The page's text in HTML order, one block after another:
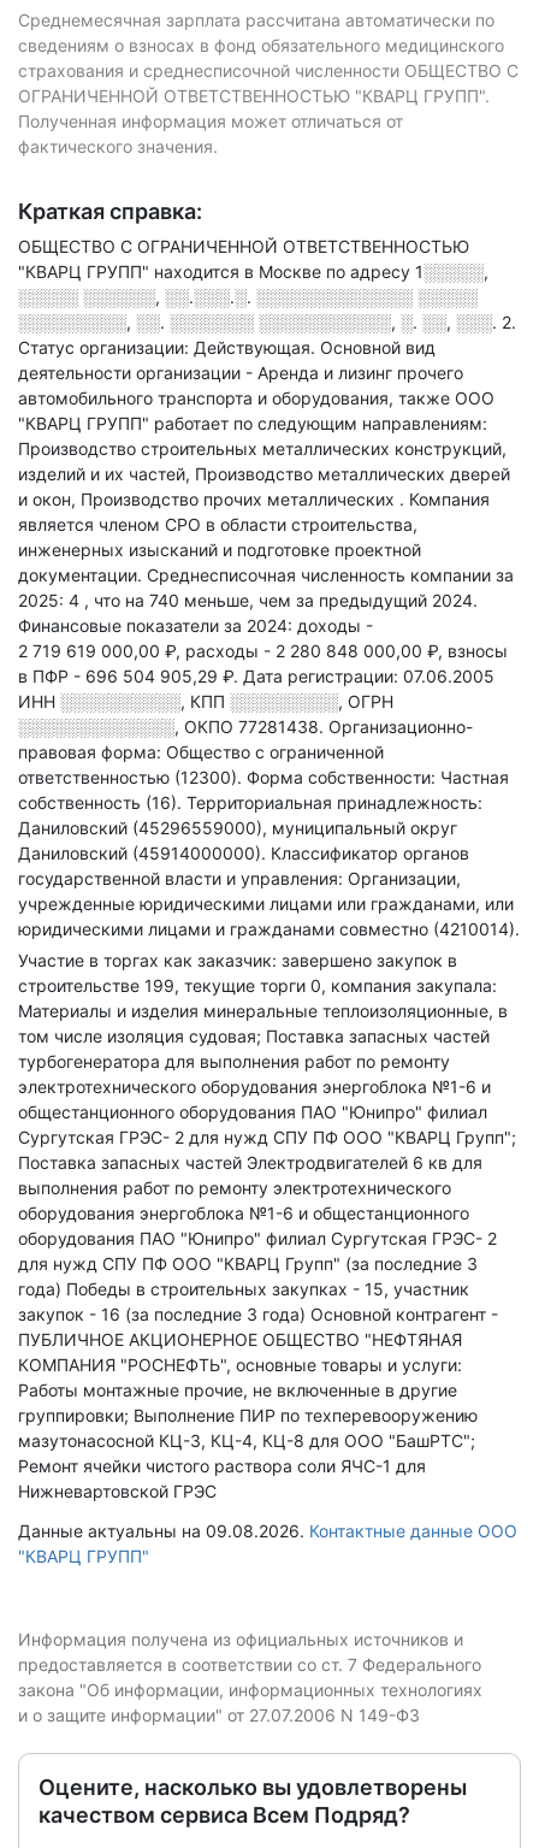
Среднемесячная зарплата рассчитана автоматически по
сведениям о взносах в фонд обязательного медицинского
страхования и среднесписочной численности ОБЩЕСТВО С
ОГРАНИЧЕННОЙ ОТВЕТСТВЕННОСТЬЮ "КВАРЦ ГРУПП".
Полученная информация может отличаться от
фактического значения.
Краткая справка:
ОБЩЕСТВО С ОГРАНИЧЕННОЙ ОТВЕТСТВЕННОСТЬЮ
"КВАРЦ ГРУПП" находится в Москве по адресу 1░░░░░,
░░░░░ ░░░░░░, ░░.░░░.░. ░░░░░░░░░░░░░ ░░░░░
░░░░░░░░░, ░░. ░░░░░░░ ░░░░░░░░░░░, ░. ░░, ░░░. 2.
Статус организации: Действующая. Основной вид
деятельности организации - Аренда и лизинг прочего
автомобильного транспорта и оборудования, также ООО
"КВАРЦ ГРУПП" работает по следующим направлениям:
Производство строительных металлических конструкций,
изделий и их частей, Производство металлических дверей
и окон, Производство прочих металлических . Компания
является членом СРО в области строительства,
инженерных изысканий и подготовке проектной
документации. Среднесписочная численность компании за
2025: 4 , что на 740 меньше, чем за предыдущий 2024.
Финансовые показатели за 2024: доходы -
2 719 619 000,00 ₽, расходы - 2 280 848 000,00 ₽, взносы
в ПФР - 696 504 905,29 ₽. Дата регистрации: 07.06.2005
ИНН ░░░░░░░░░░, КПП ░░░░░░░░░, ОГРН
░░░░░░░░░░░░░, ОКПО 77281438. Организационно-
правовая форма: Общество с ограниченной
ответственностью (12300). Форма собственности: Частная
собственность (16). Территориальная принадлежность:
Даниловский (45296559000), муниципальный округ
Даниловский (45914000000). Классификатор органов
государственной власти и управления: Организации,
учрежденные юридическими лицами или гражданами, или
юридическими лицами и гражданами совместно (4210014).
Участие в торгах как заказчик: завершено закупок в
строительстве 199, текущие торги 0, компания закупала:
Материалы и изделия минеральные теплоизоляционные, в
том числе изоляция судовая; Поставка запасных частей
турбогенератора для выполнения работ по ремонту
электротехнического оборудования энергоблока №1-6 и
общестанционного оборудования ПАО "Юнипро" филиал
Сургутская ГРЭС- 2 для нужд СПУ ПФ ООО "КВАРЦ Групп";
Поставка запасных частей Электродвигателей 6 кв для
выполнения работ по ремонту электротехнического
оборудования энергоблока №1-6 и общестанционного
оборудования ПАО "Юнипро" филиал Сургутская ГРЭС- 2
для нужд СПУ ПФ ООО "КВАРЦ Групп" (за последние 3
года) Победы в строительных закупках - 15, участник
закупок - 16 (за последние 3 года) Основной контрагент -
ПУБЛИЧНОЕ АКЦИОНЕРНОЕ ОБЩЕСТВО "НЕФТЯНАЯ
КОМПАНИЯ "РОСНЕФТЬ", основные товары и услуги:
Работы монтажные прочие, не включенные в другие
группировки; Выполнение ПИР по техперевооружению
мазутонасосной КЦ-3, КЦ-4, КЦ-8 для ООО "БашРТС";
Ремонт ячейки чистого раствора соли ЯЧС-1 для
Нижневартовской ГРЭС
Данные актуальны на 09.08.2026. Контактные данные ООО
"КВАРЦ ГРУПП"
Информация получена из официальных источников и
предоставляется в соответствии со ст. 7 Федерального
закона "Об информации, информационных технологиях
и о защите информации" от 27.07.2006 N 149-ФЗ
Оцените, насколько вы удовлетворены
качеством сервиса Всем Подряд?